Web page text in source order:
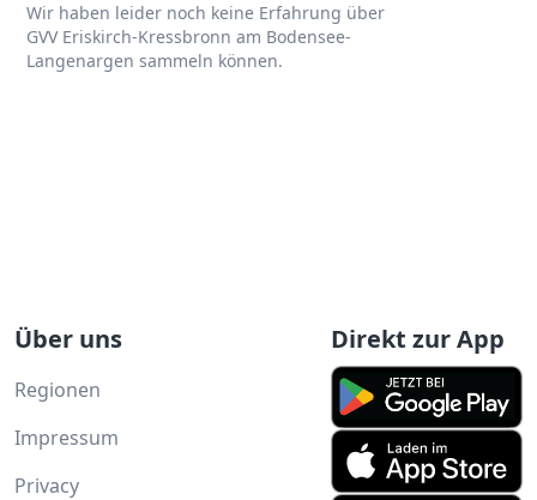
Wir haben leider noch keine Erfahrung über
GVV Eriskirch-Kressbronn am Bodensee-
Langenargen sammeln können.
Über uns
Regionen
Impressum
Privacy
Direkt zur App